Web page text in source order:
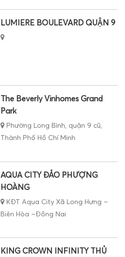
LUMIERE BOULEVARD QUẬN 9
The Beverly Vinhomes Grand
Park
Phường Long Bình, quận 9 cũ,
Thành Phố Hồ Chí Minh
AQUA CITY ĐẢO PHƯỢNG
HOÀNG
KĐT Aqua City Xã Long Hưng –
Biên Hòa –Đồng Nai
KING CROWN INFINITY THỦ